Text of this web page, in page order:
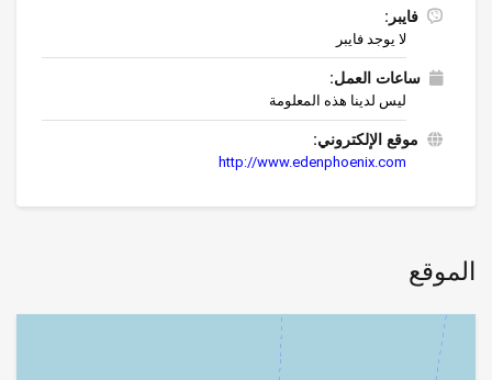
فايبر:
لا يوجد فايبر
ساعات العمل:
ليس لدينا هذه المعلومة
موقع الإلكتروني:
http://www.edenphoenix.com
الموقع